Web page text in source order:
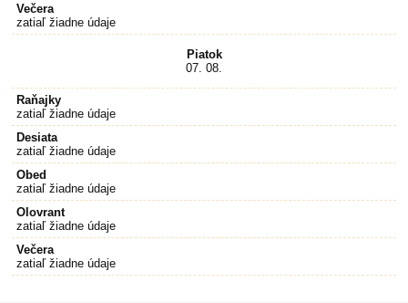
Večera
zatiaľ žiadne údaje
Piatok
07. 08.
Raňajky
zatiaľ žiadne údaje
Desiata
zatiaľ žiadne údaje
Obed
zatiaľ žiadne údaje
Olovrant
zatiaľ žiadne údaje
Večera
zatiaľ žiadne údaje